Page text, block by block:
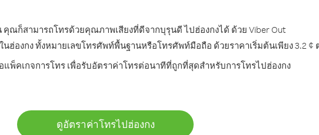
ณก็สามารถโทรด้วยคุณภาพเสียงที่ดีจากบุรุนดี ไปฮ่องกงได้ ด้วย Viber Out
ฮ่องกง ทั้งหมายเลขโทรศัพท์พื้นฐานหรือโทรศัพท์มือถือ ด้วยราคาเริ่มต้นเพียง 3.2 ¢
พ็คเกจการโทร เพื่อรับอัตราค่าโทรต่อนาทีที่ถูกที่สุดสำหรับการโทรไปฮ่องกง
ดูอัตราค่าโทรไปฮ่องกง